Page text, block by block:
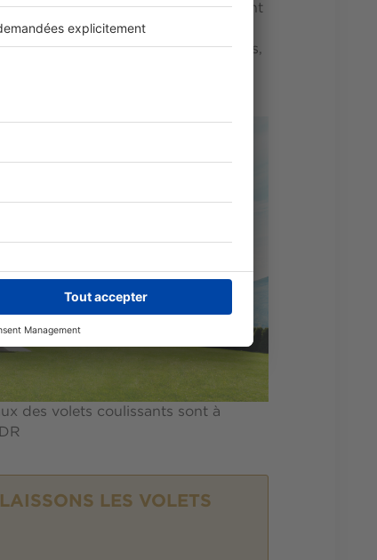
finitions, les modèles s'adaptent
ou dauphinoises. Leurs motifs
options s'offrent à vous,
française. Esthétisme, teintes,
noblesse.
des volets coulissants sont à
LES VOLETS